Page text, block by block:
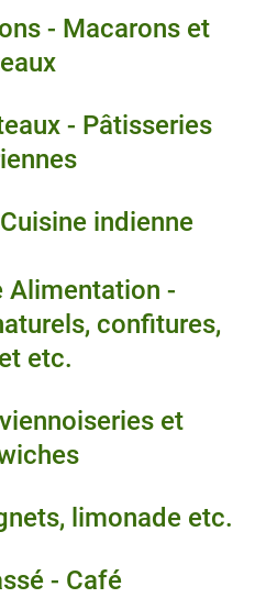
- Macarons et
- Pâtisseries
indienne
Alimentation -
confitures,
etc.
et
limonade etc.
- Café